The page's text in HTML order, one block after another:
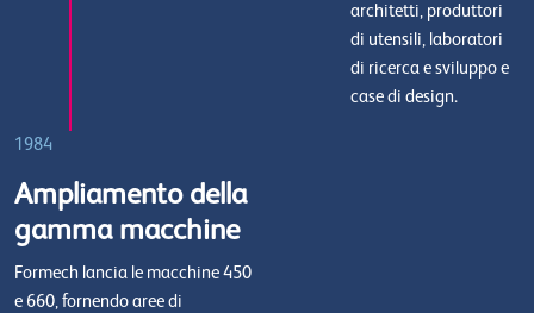
architetti, produttori
di utensili, laboratori
di ricerca e sviluppo e
case di design.
1984
Ampliamento della
gamma macchine
Formech lancia le macchine 450
e 660, fornendo aree di